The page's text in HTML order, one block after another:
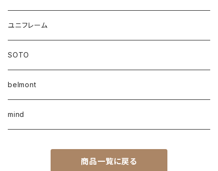
ユニフレーム
SOTO
belmont
mind
商品一覧に戻る